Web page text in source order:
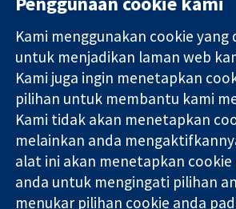
Bukti yang
dipercayai.
keputusan
termaklum
Kesihatan yang
lebih baik
11-13 Cavendish
Square
London
W1G 0AN
United Kingdom
Kami menggunakan cookie yang
untuk menjadikan laman web
Kami juga ingin menetapkan
pilihan untuk membantu kami
Kami tidak akan menetapkan
melainkan anda
alat ini akan menetapkan
anda untuk mengingati pilihan
menukar pilihan cookie anda